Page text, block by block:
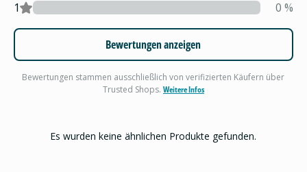
1 0 %
Bewertungen anzeigen
Bewertungen stammen ausschließlich von verifizierten Käufern über
Trusted Shops. Weitere Infos
Es wurden keine ähnlichen Produkte gefunden.